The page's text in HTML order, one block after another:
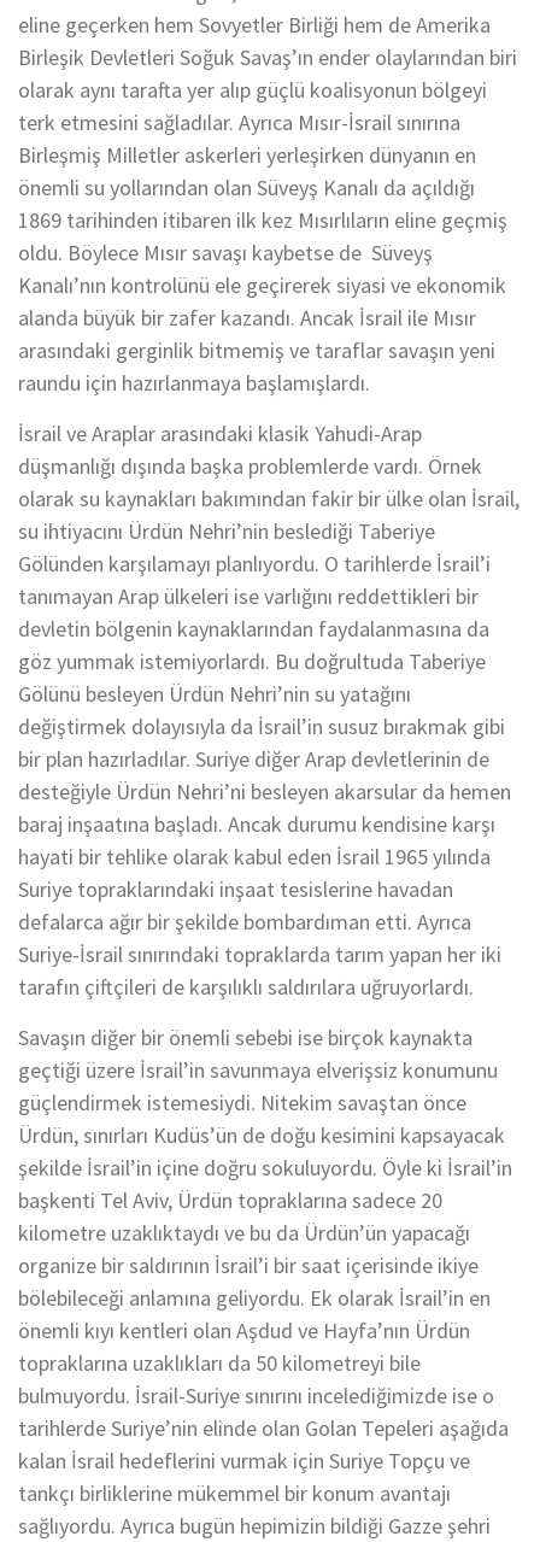
eline geçerken hem Sovyetler Birliği hem de Amerika
Birleşik Devletleri Soğuk Savaş’ın ender olaylarından biri
olarak aynı tarafta yer alıp güçlü koalisyonun bölgeyi
terk etmesini sağladılar. Ayrıca Mısır-İsrail sınırına
Birleşmiş Milletler askerleri yerleşirken dünyanın en
önemli su yollarından olan Süveyş Kanalı da açıldığı
1869 tarihinden itibaren ilk kez Mısırlıların eline geçmiş
oldu. Böylece Mısır savaşı kaybetse de Süveyş
Kanalı’nın kontrolünü ele geçirerek siyasi ve ekonomik
alanda büyük bir zafer kazandı. Ancak İsrail ile Mısır
arasındaki gerginlik bitmemiş ve taraflar savaşın yeni
raundu için hazırlanmaya başlamışlardı.
İsrail ve Araplar arasındaki klasik Yahudi-Arap
düşmanlığı dışında başka problemlerde vardı. Örnek
olarak su kaynakları bakımından fakir bir ülke olan İsrail,
su ihtiyacını Ürdün Nehri’nin beslediği Taberiye
Gölünden karşılamayı planlıyordu. O tarihlerde İsrail’i
tanımayan Arap ülkeleri ise varlığını reddettikleri bir
devletin bölgenin kaynaklarından faydalanmasına da
göz yummak istemiyorlardı. Bu doğrultuda Taberiye
Gölünü besleyen Ürdün Nehri’nin su yatağını
değiştirmek dolayısıyla da İsrail’in susuz bırakmak gibi
bir plan hazırladılar. Suriye diğer Arap devletlerinin de
desteğiyle Ürdün Nehri’ni besleyen akarsular da hemen
baraj inşaatına başladı. Ancak durumu kendisine karşı
hayati bir tehlike olarak kabul eden İsrail 1965 yılında
Suriye topraklarındaki inşaat tesislerine havadan
defalarca ağır bir şekilde bombardıman etti. Ayrıca
Suriye-İsrail sınırındaki topraklarda tarım yapan her iki
tarafın çiftçileri de karşılıklı saldırılara uğruyorlardı.
Savaşın diğer bir önemli sebebi ise birçok kaynakta
geçtiği üzere İsrail’in savunmaya elverişsiz konumunu
güçlendirmek istemesiydi. Nitekim savaştan önce
Ürdün, sınırları Kudüs’ün de doğu kesimini kapsayacak
şekilde İsrail’in içine doğru sokuluyordu. Öyle ki İsrail’in
başkenti Tel Aviv, Ürdün topraklarına sadece 20
kilometre uzaklıktaydı ve bu da Ürdün’ün yapacağı
organize bir saldırının İsrail’i bir saat içerisinde ikiye
bölebileceği anlamına geliyordu. Ek olarak İsrail’in en
önemli kıyı kentleri olan Aşdud ve Hayfa’nın Ürdün
topraklarına uzaklıkları da 50 kilometreyi bile
bulmuyordu. İsrail-Suriye sınırını incelediğimizde ise o
tarihlerde Suriye’nin elinde olan Golan Tepeleri aşağıda
kalan İsrail hedeflerini vurmak için Suriye Topçu ve
tankçı birliklerine mükemmel bir konum avantajı
sağlıyordu. Ayrıca bugün hepimizin bildiği Gazze şehri